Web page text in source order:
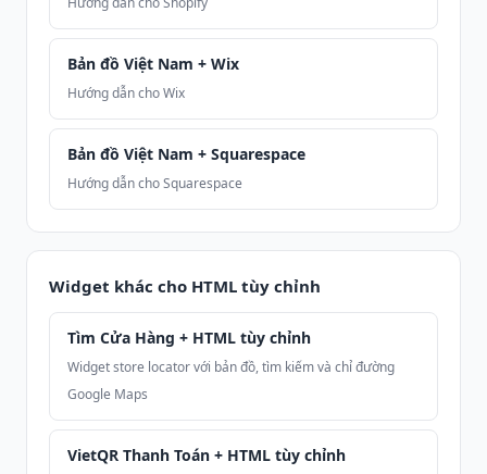
Bản đồ Việt Nam + Wix
Hướng dẫn cho Wix
Bản đồ Việt Nam + Squarespace
Hướng dẫn cho Squarespace
Widget khác cho HTML tùy chỉnh
Tìm Cửa Hàng + HTML tùy chỉnh
Widget store locator với bản đồ, tìm kiếm và chỉ đường
Google Maps
VietQR Thanh Toán + HTML tùy chỉnh